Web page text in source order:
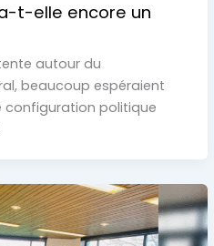
a-t-elle encore un
autour du
beaucoup espéraient
configuration politique